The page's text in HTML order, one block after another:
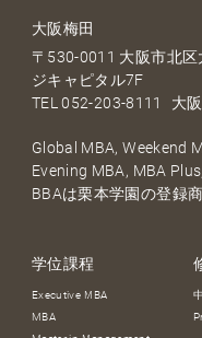
大阪梅田
〒530-0011 大阪市北
ジキャピタル7F
TEL052-203-8111 大
Global MBA, Weekend
Evening MBA, MBA
BBAは栗本学園の登録商
学位課程
Executive MBA
MBA